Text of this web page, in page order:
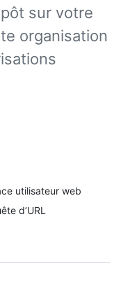
sur votre
organisation
utilisateur web
d’URL